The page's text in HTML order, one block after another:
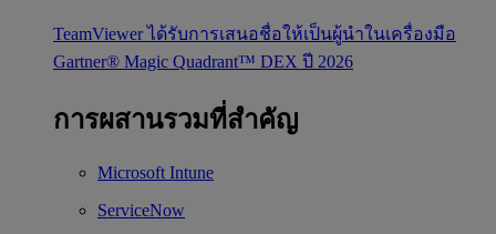
TeamViewer ได้รับการเสนอชื่อให้เป็นผู้นำในเครื่องมือ
Gartner® Magic Quadrant™ DEX ปี 2026
การผสานรวมที่สำคัญ
Microsoft Intune
ServiceNow